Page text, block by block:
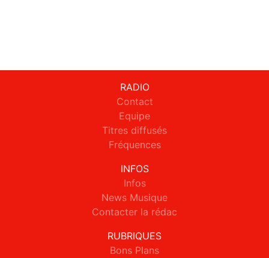
RADIO
Contact
Equipe
Titres diffusés
Fréquences
INFOS
Infos
News Musique
Contacter la rédac
RUBRIQUES
Bons Plans